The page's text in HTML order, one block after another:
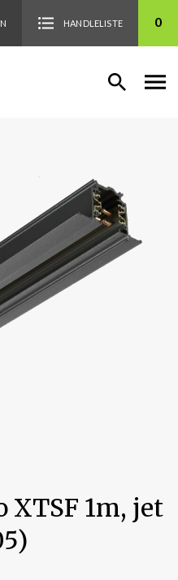
HANDLELISTE 0
XTSF 1m, jet